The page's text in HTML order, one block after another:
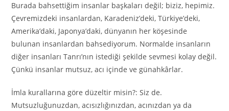
Burada bahsettiğim insanlar başkaları değil; biziz, hepimiz.
Çevremizdeki insanlardan, Karadeniz’deki, Türkiye’deki,
Amerika’daki, Japonya’daki, dünyanın her köşesinde
bulunan insanlardan bahsediyorum. Normalde insanların
diğer insanları Tanrı’nın istediği şekilde sevmesi kolay değil.
Çünkü insanlar mutsuz, acı içinde ve günahkârlar.
İmla kurallarına göre düzeltir misin?: Siz de.
Mutsuzluğunuzdan, acısızlığınızdan, acınızdan ya da